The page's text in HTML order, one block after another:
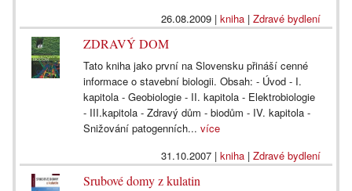
26.08.2009| kniha| Zdravé bydlení
ZDRAVÝ DOM
Tato kniha jako první na Slovensku přináší cenné
informace o stavební biologii. Obsah: - Úvod - I.
kapitola - Geobiologie - II. kapitola - Elektrobiologie
- III.kapitola - Zdravý dům - biodům - IV. kapitola -
Snižování patogenních...více
31.10.2007| kniha| Zdravé bydlení
Srubové domy z kulatin